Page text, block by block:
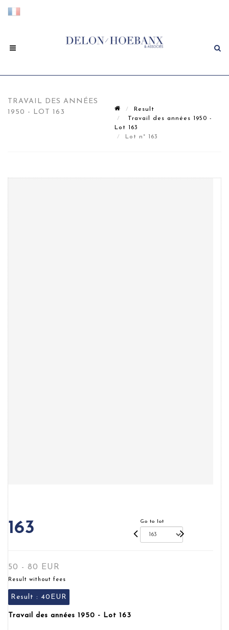
TRAVAIL DES ANNÉES
1950 - LOT 163
Result
Travail des années 1950 -
Lot 163
Lot n° 163
163 Go to lot
50 - 80 EUR
Result without fees
Result : 40EUR
Travail des années 1950 - Lot 163